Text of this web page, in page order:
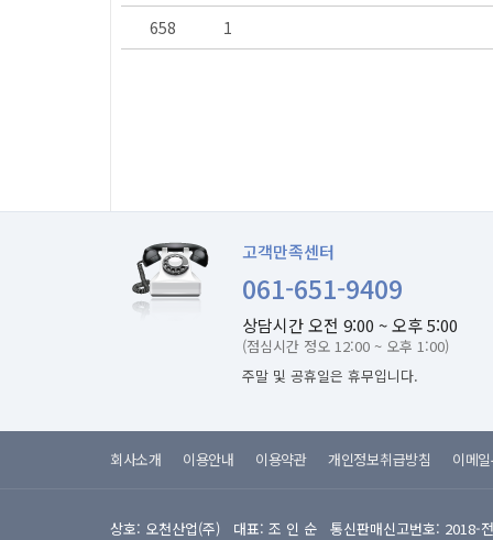
658
1
고객만족센터
061-651-9409
상담시간 오전 9:00 ~ 오후 5:00
(점심시간 정오 12:00 ~ 오후 1:00)
주말 및 공휴일은 휴무입니다.
회사소개 이용안내 이용약관 개인정보취급방침 이메
상호: 오천산업(주) 대표: 조 인 순 통신판매신고번호: 2018-